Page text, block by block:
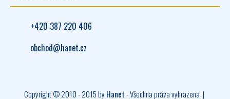
+420 387 220 406
obchod@hanet.cz
Copyright © 2010 - 2015 by Hanet- Všechna práva vyhrazena |